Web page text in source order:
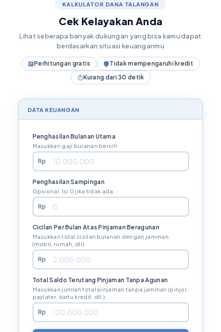
KALKULATOR DANA TALANGAN
Cek Kelayakan Anda
Lihat seberapa banyak dukungan yang bisa kamu dapat
berdasarkan situasi keuanganmu
Perhitungan gratis
Tidak mempengaruhi kredit
Kurang dari 30 detik
DATA KEUANGAN
Penghasilan Bulanan Utama
Masukkan gaji bulanan bersih
Rp
Penghasilan Sampingan
Opsional. Isi 0 jika tidak ada
Rp
Cicilan Per Bulan Atas Pinjaman Beragunan
Masukkan total cicilan bulanan dengan jaminan
(mobil, rumah, dll)
Rp
Total Saldo Terutang Pinjaman Tanpa Agunan
Masukkan jumlah total pinjaman tanpa jaminan (pinjol,
paylater, kartu kredit, dll.)
Rp